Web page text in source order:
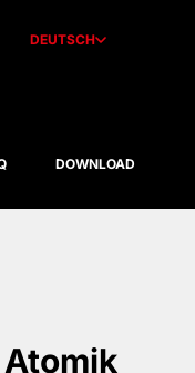
DEUTSCH
DOWNLOAD